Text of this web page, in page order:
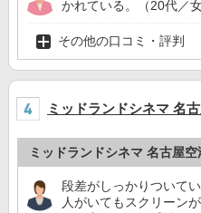
かれている。（20代／女
その他の口コミ・評判
ミッドランドシネマ 名
ミッドランドシネマ 名古屋
段差がしっかりついて
人がいてもスクリーン